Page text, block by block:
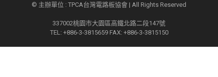
© 主辦單位 : TPCA台灣電路板協會 | All Rights Reserved
337002桃園市大園區高鐵北路二段147號
TEL: +886-3-3815659 FAX: +886-3-3815150